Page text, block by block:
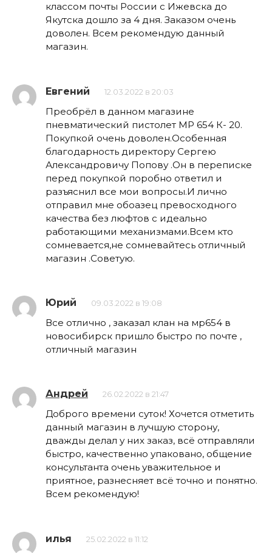
классом почты России с Ижевска до
Якутска дошло за 4 дня. Заказом очень
доволен. Всем рекомендую данный
магазин.
Евгений 12.03.2022 в 20:03
Преобрёл в данном магазине
пневматический пистолет МР 654 К- 20.
Покупкой очень доволен.Особенная
благодарность директору Сергею
Александровичу Попову .Он в переписке
перед покупкой поробно ответил и
разъяснил все мои вопросы.И лично
отправил мне обоазец превосходного
качества без люфтов с идеально
работающими механизмами.Всем кто
сомневается,не сомневайтесь отличный
магазин .Советую.
Юрий 09.03.2022 в 19:08
Все отлично , заказал клан на мр654 в
новосибирск пришло быстро по почте ,
отличный магазин
Андрей 26.02.2022 в 21:47
Доброго времени суток! Хочется отметить
данный магазин в лучшую сторону,
дважды делал у них заказ, всё отправляли
быстро, качественно упаковано, общение
консультанта очень уважительное и
приятное, разнесняет всё точно и понятно.
Всем рекомендую!
илья 25.02.2022 в 11:12